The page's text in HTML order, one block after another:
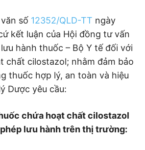
số 12352/QLD-TT ngày
kết luận của Hội đồng tư vấn
hành thuốc – Bộ Y tế đối với
chất cilostazol; nhằm đảm bảo
thuốc hợp lý, an toàn và hiệu
Dược yêu cầu:
chứa hoạt chất cilostazol
lưu hành trên thị trường: